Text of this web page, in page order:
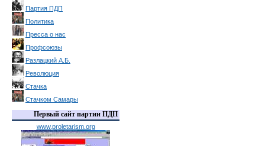
Партия ПДП
Политика
Пресса о нас
Профсоюзы
Разлацкий А.Б.
Революция
Стачка
Стачком Самары
Первый сайт партии ПДП
www.proletarism.org